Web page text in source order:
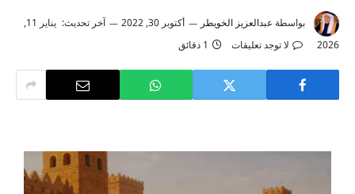
بواسطة عبدالعزيز الخويطر أكتوبر 30, 2022 آخر تحديث:
يناير 11,
2026
لا توجد تعليقات 1 دقائق